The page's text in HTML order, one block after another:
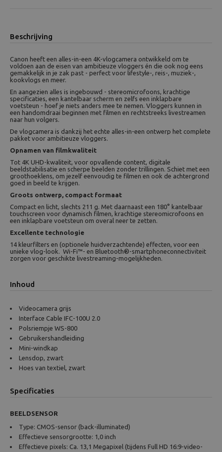
Beschrijving
Canon heeft een alles-in-een 4K-vlogcamera ontwikkeld om te
voldoen aan de eisen van ambitieuze vloggers én die ook nog eens
gemakkelijk in je zak past - perfect voor lifestyle-, reis-, muziek-,
kookvlogs en meer.
En aangezien alles is ingebouwd - stereomicrofoons, krachtige
specificaties, een kantelbaar scherm en zelfs een inklapbare
voetsteun - hoef je niets anders mee te nemen. Vloggers kunnen in
een handomdraai beginnen met filmen en rechtstreeks livestreamen
naar hun volgers.
De vlogcamera is dankzij het echte alles-in-een ontwerp het complete
pakket voor ambitieuze vloggers.
Opnamen van filmkwaliteit
Tot 4K UHD-kwaliteit, voor opvallende content, digitale
beeldstabilisatie en scherpe beelden zonder trillingen. Schiet met een
groothoeklens, om jezelf eenvoudig te filmen en ook de achtergrond
goed in beeld te krijgen.
Groots ontwerp, compact formaat
Compact en licht, slechts 211 g. Met daarnaast een 180° kantelbaar
touchscreen voor dynamisch filmen, krachtige stereomicrofoons en
een inklapbare voetsteun om overal neer te zetten.
Excellente technologie
14 kleurfilters en (optionele huidverzachtende) effecten, voor een
unieke vlog-look. Wi-Fi™- en Bluetooth®-smartphoneconnectiviteit
zorgen voor geschikte livestreaming-mogelijkheden.
Inhoud
Videocamera grijs
Interface Cable IFC-100U 2.0
Polsriempje WS-800
Gebruikershandleiding
Mini-windkap
Lensdop, zwart
Hoes van textiel, zwart
Specificaties
BEELDSENSOR
Type: CMOS-sensor (back-illuminated)
Effectieve sensorgrootte: 1,0 inch
Effectieve pixels: Ca. 13,1 Megapixel (tijdens Full HD 16:9-video-